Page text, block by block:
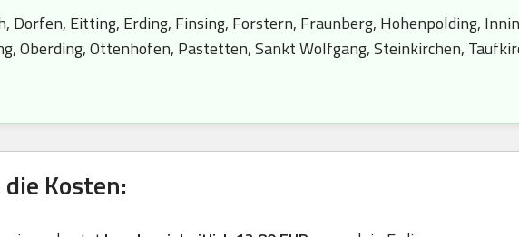
Dorfen, Eitting, Erding, Finsing, Forstern, Fraunberg, Hohenpolding,
Oberding, Ottenhofen, Pastetten, Sankt Wolfgang, Steinkirchen,
Kosten: